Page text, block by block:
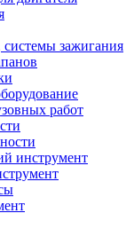
зажигания
работ
инструмент